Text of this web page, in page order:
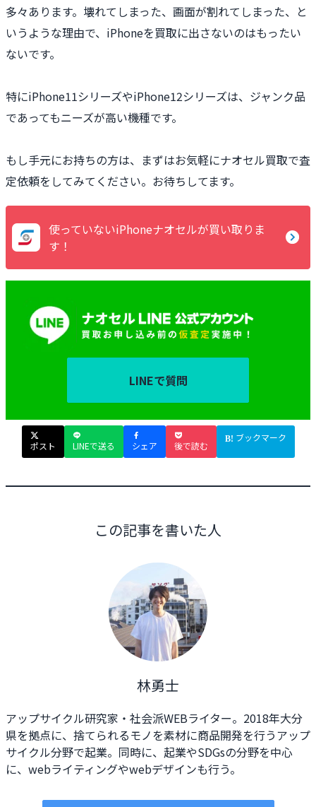
多々あります。壊れてしまった、画面が割れてしまった、と
いうような理由で、iPhoneを買取に出さないのはもったい
ないです。
特にiPhone11シリーズやiPhone12シリーズは、ジャンク品
であってもニーズが高い機種です。
もし手元にお持ちの方は、まずはお気軽にナオセル買取で査
定依頼をしてみてください。お待ちしてます。
使っていないiPhoneナオセルが買い取りま
す！
LINEで質問
ポスト LINEで送る シェア 後で読む
ブックマーク
この記事を書いた人
林勇士
アップサイクル研究家・社会派WEBライター。2018年大分
県を拠点に、捨てられるモノを素材に商品開発を行うアップ
サイクル分野で起業。同時に、起業やSDGsの分野を中心
に、webライティングやwebデザインも行う。